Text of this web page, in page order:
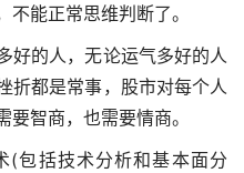
能正常思维判断了。
好的人，无论运气多好的人
折都是常事，股市对每个人
智商，也需要情商。
(包括技术分析和基本面分